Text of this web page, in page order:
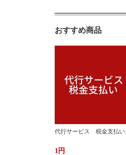
おすすめ商品
代行サービス 税金支払い
1円